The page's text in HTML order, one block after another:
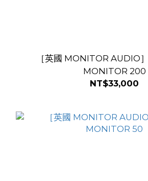
［英國 MONITOR AUDIO
MONITOR 200
NT$33,000